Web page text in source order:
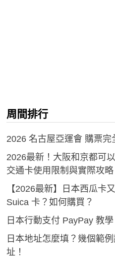
周間排行
2026 名古屋亞運會 購票完
2026最新！大阪和京都可
交通卡使用限制與實際攻略
【2026最新】日本西瓜卡
Suica 卡？如何購買？
日本行動支付 PayPay 教
日本地址怎麼填？幾個範
址！